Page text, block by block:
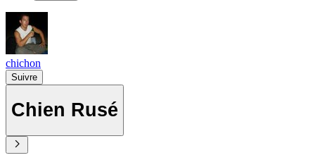
chichon
Suivre
Chien Rusé